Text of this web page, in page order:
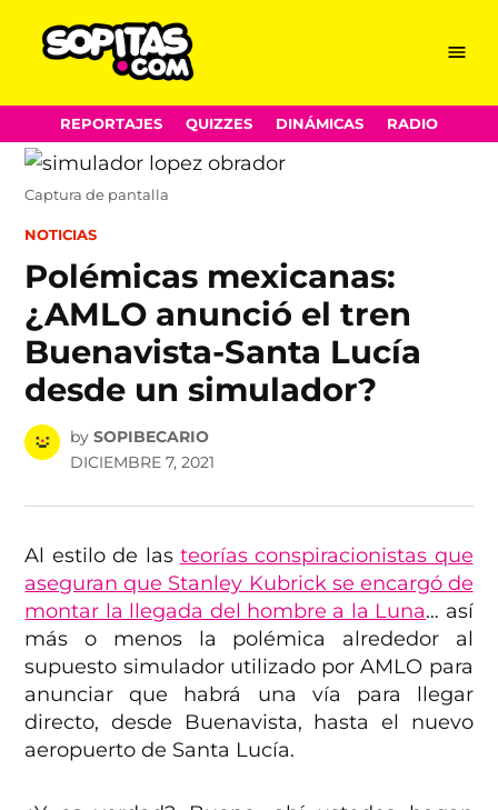
Skip
to
content
Menu
REPORTAJES QUIZZES DINÁMICAS RADIO
Captura de pantalla
POSTED
NOTICIAS
Polémicas mexicanas:
¿AMLO anunció el tren
Buenavista-Santa Lucía
desde un simulador?
by SOPIBECARIO
DICIEMBRE 7, 2021
Al estilo de las teorías conspiracionistas que
aseguran que Stanley Kubrick se encargó de
montar la llegada del hombre a la Luna… así
más o menos la polémica alrededor al
supuesto simulador utilizado por AMLO para
anunciar que habrá una vía para llegar
directo, desde Buenavista, hasta el nuevo
aeropuerto de Santa Lucía.